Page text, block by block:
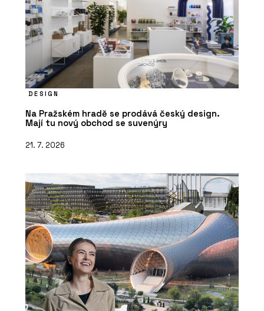
DESIGN
Na Pražském hradě se prodává český design.
Mají tu nový obchod se suvenýry
21. 7. 2026